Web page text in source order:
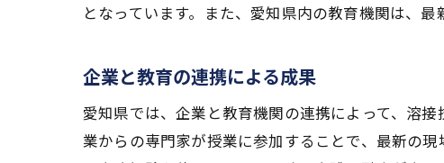
となっています。また、愛知県内の教育機関は、
企業と教育の連携による成果
愛知県では、企業と教育機関の連携によって、溶
業からの専門家が授業に参加することで、最新の